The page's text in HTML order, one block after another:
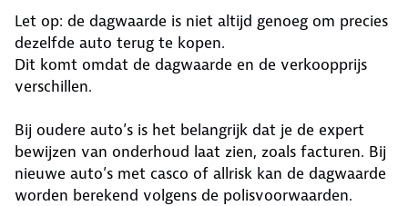
Let op: de dagwaarde is niet altijd genoeg om precies
dezelfde auto terug te kopen.
Dit komt omdat de dagwaarde en de verkoopprijs
verschillen.
Bij oudere auto’s is het belangrijk dat je de expert
bewijzen van onderhoud laat zien, zoals facturen. Bij
nieuwe auto’s met casco of allrisk kan de dagwaarde
worden berekend volgens de polisvoorwaarden.